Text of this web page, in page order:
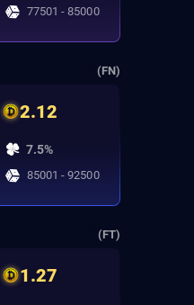
77501 - 85000
(FN)
2.12
7.5%
85001 - 92500
(FT)
1.27